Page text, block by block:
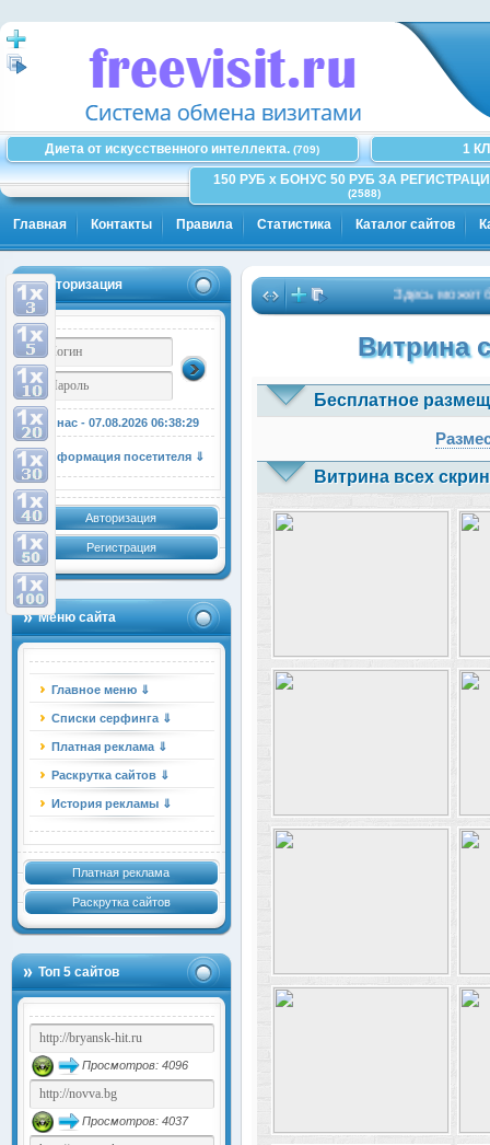
Диета от искусственного интеллекта. (709)
1
150 РУБ x БОНУС 50 РУБ ЗА
(2588)
Главная Контакты Правила Статистика Каталог сайтов
Авторизация
У нас - 07.08.2026 06:38:29
Информация посетителя ⇓
Авторизация
Регистрация
Меню сайта
Главное меню ⇓
Списки серфинга ⇓
Платная реклама ⇓
Раскрутка сайтов ⇓
История рекламы ⇓
Платная реклама
Раскрутка сайтов
Топ 5 сайтов
Просмотров: 4096
Просмотров: 4037
Здесь может быть
Витрина
Бесплатное
Витрина всех